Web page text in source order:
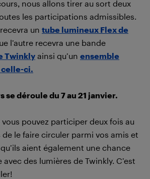
nous allons tirer au sort deux
les participations admissibles.
un tube lumineux Flex de
l’autre recevra une bande
Twinkly ainsi qu’un ensemble
celle-ci.
se déroule du 7 au 21 janvier.
vous pouvez participer deux fois au
le faire circuler parmi vos amis et
aient également une chance
avec des lumières de Twinkly. C’est